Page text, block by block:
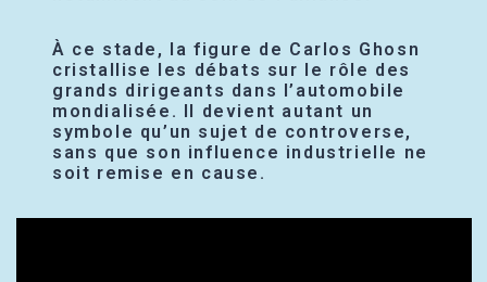
À ce stade, la figure de Carlos Ghosn
cristallise les débats sur le rôle des
grands dirigeants dans l’automobile
mondialisée. Il devient autant un
symbole qu’un sujet de controverse,
sans que son influence industrielle ne
soit remise en cause.